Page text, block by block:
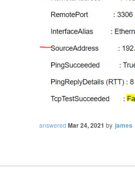
answered Mar 24, 2021 by james